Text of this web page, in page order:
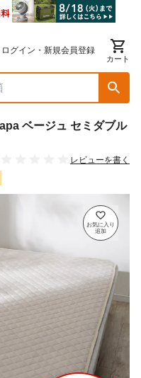
ログイン・新規会員登録
カート
ベージュ セミダブル
レビューを書く